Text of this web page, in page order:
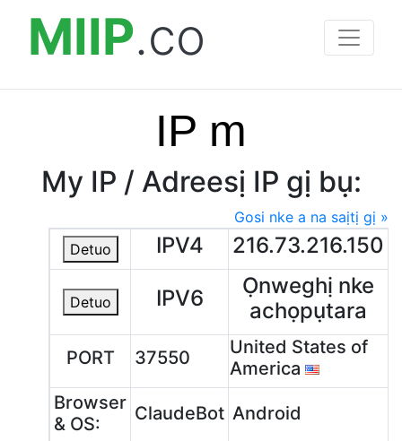
MIIP.co
IP m
My IP / Adreesị IP gị bụ:
Gosi nke a na saịtị gị »
Detuo
IPV4 216.73.216.150
Detuo IPV6
Ọnweghị nke
achọpụtara
PORT 37550
United States of
America
Browser
& OS:
ClaudeBot Android